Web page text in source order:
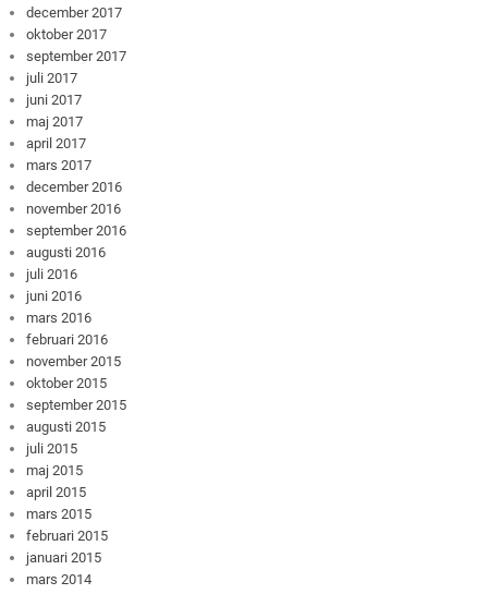
december 2017
oktober 2017
september 2017
juli 2017
juni 2017
maj 2017
april 2017
mars 2017
december 2016
november 2016
september 2016
augusti 2016
juli 2016
juni 2016
mars 2016
februari 2016
november 2015
oktober 2015
september 2015
augusti 2015
juli 2015
maj 2015
april 2015
mars 2015
februari 2015
januari 2015
mars 2014